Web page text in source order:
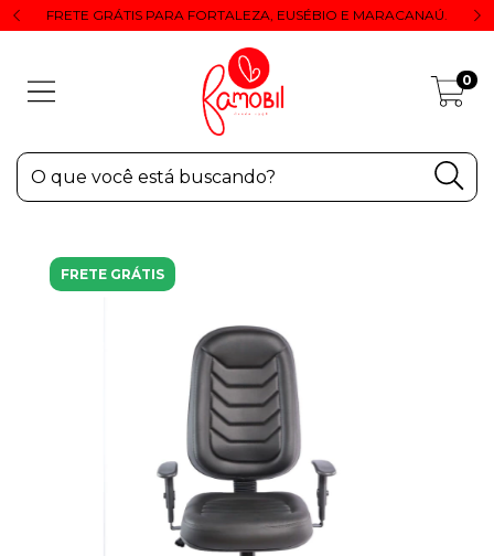
FRETE GRÁTIS PARA FORTALEZA, EUSÉBIO E MARACANAÚ.
0
FRETE GRÁTIS